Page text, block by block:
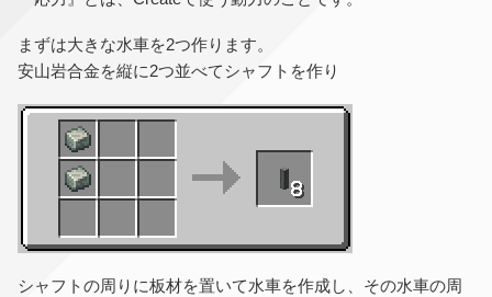
まずは大きな水車を2つ作ります。
安山岩合金を縦に2つ並べてシャフトを作り
シャフトの周りに板材を置いて水車を作成し、その水車の周